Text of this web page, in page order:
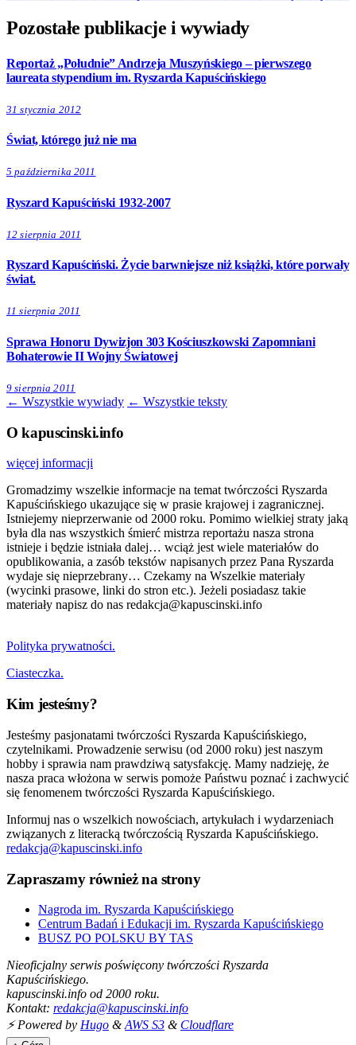
Pozostałe publikacje i wywiady
Reportaż „Południe” Andrzeja Muszyńskiego – pierwszego
laureata stypendium im. Ryszarda Kapuścińskiego
31 stycznia 2012
Świat, którego już nie ma
5 października 2011
Ryszard Kapuściński 1932-2007
12 sierpnia 2011
Ryszard Kapuściński. Życie barwniejsze niż książki, które porwały
świat.
11 sierpnia 2011
Sprawa Honoru Dywizjon 303 Kościuszkowski Zapomniani
Bohaterowie II Wojny Światowej
9 sierpnia 2011
← Wszystkie wywiady ← Wszystkie teksty
O kapuscinski.info
więcej informacji
Gromadzimy wszelkie informacje na temat twórczości Ryszarda
Kapuścińskiego ukazujące się w prasie krajowej i zagranicznej.
Istniejemy nieprzerwanie od 2000 roku. Pomimo wielkiej straty jaką
była dla nas wszystkich śmierć mistrza reportażu nasza strona
istnieje i będzie istniała dalej… wciąż jest wiele materiałów do
opublikowania, a zasób tekstów napisanych przez Pana Ryszarda
wydaje się nieprzebrany… Czekamy na Wszelkie materiały
(wycinki prasowe, linki do stron etc.). Jeżeli posiadasz takie
materiały napisz do nas redakcja@kapuscinski.info
Polityka prywatności.
Ciasteczka.
Kim jesteśmy?
Jesteśmy pasjonatami twórczości Ryszarda Kapuścińskiego,
czytelnikami. Prowadzenie serwisu (od 2000 roku) jest naszym
hobby i sprawia nam prawdziwą satysfakcję. Mamy nadzieję, że
nasza praca włożona w serwis pomoże Państwu poznać i zachwycić
się fenomenem twórczości Ryszarda Kapuścińskiego.
Informuj nas o wszelkich nowościach, artykułach i wydarzeniach
związanych z literacką twórczością Ryszarda Kapuścińskiego.
redakcja@kapuscinski.info
Zapraszamy również na strony
Nagroda im. Ryszarda Kapuścińskiego
Centrum Badań i Edukacji im. Ryszarda Kapuścińskiego
BUSZ PO POLSKU BY TAS
Nieoficjalny serwis poświęcony twórczości Ryszarda
Kapuścińskiego.
kapuscinski.info od 2000 roku.
Kontakt: redakcja@kapuscinski.info
⚡ Powered by Hugo & AWS S3 & Cloudflare